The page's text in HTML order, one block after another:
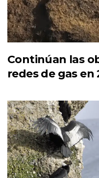
Continúan las
redes de gas